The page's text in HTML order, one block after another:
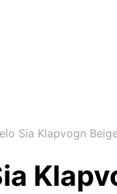
Sia Klapvogn